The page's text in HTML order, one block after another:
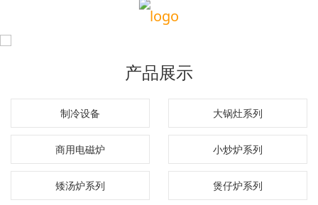
产品展示
制冷设备 大锅灶系列
商用电磁炉 小炒炉系列
矮汤炉系列 煲仔炉系列